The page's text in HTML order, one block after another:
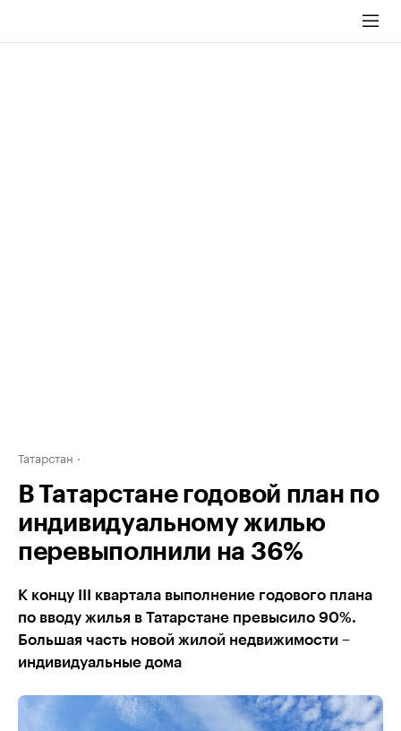
Татарстан
В Татарстане годовой план по
индивидуальному жилью
перевыполнили на 36%
К концу III квартала выполнение годового плана
по вводу жилья в Татарстане превысило 90%.
Большая часть новой жилой недвижимости –
индивидуальные дома